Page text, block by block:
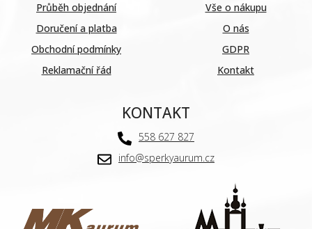
Průběh objednání
Doručení a platba
Obchodní podmínky
Reklamační řád
Vše o nákupu
O nás
GDPR
Kontakt
KONTAKT
558 627 827
info@sperkyaurum.cz